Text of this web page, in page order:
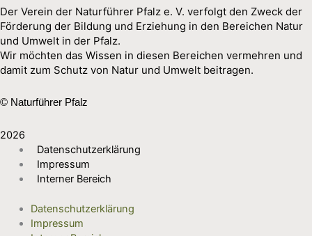
Der Verein der Naturführer Pfalz e. V. verfolgt den Zweck der
Förderung der Bildung und Erziehung in den Bereichen Natur
und Umwelt in der Pfalz.
Wir möchten das Wissen in diesen Bereichen vermehren und
damit zum Schutz von Natur und Umwelt beitragen.
© Naturführer Pfalz
2026
Datenschutzerklärung
Impressum
Interner Bereich
Datenschutzerklärung
Impressum